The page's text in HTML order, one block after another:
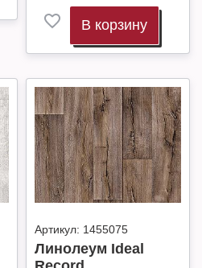
В корзину
Артикул: 1455075
Линолеум Ideal